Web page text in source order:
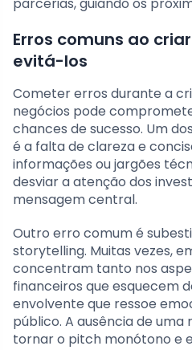
parcerias, guiando os
Erros comuns ao
evitá-los
Cometer erros durante a
negócios pode
chances de sucesso. Um
é a falta de clareza e
informações ou jargões
desviar a atenção dos
mensagem central.
Outro erro comum é
storytelling. Muitas vezes,
concentram tanto nos
financeiros que esquecem
envolvente que ressoe
público. A ausência de
tornar o pitch monótono e